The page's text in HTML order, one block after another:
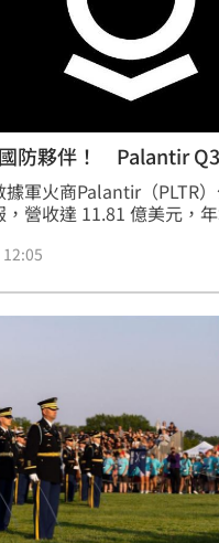
防夥伴！ Palantir
據軍火商Palantir（PLTR
，營收達 11.81 億美元，
，每股盈餘（EPS）為
預期。不過，由於股價年
對其高估值再度浮現疑慮
漲 7%，最終反轉下跌